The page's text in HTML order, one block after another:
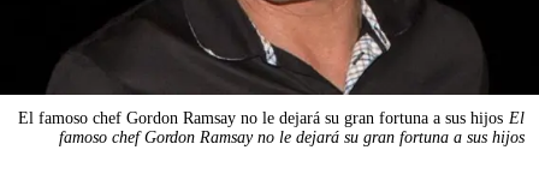
El famoso chef Gordon Ramsay no le dejará su gran fortuna a sus hijos El
famoso chef Gordon Ramsay no le dejará su gran fortuna a sus hijos